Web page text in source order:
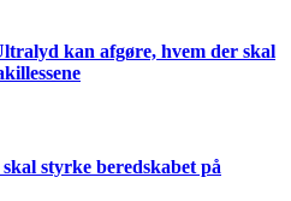
kan afgøre, hvem der skal
styrke beredskabet på